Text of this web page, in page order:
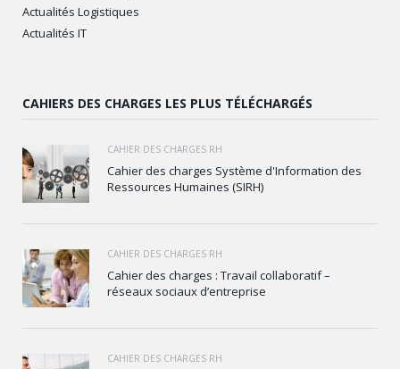
Actualités Logistiques
Actualités IT
CAHIERS DES CHARGES LES PLUS TÉLÉCHARGÉS
CAHIER DES CHARGES RH
Cahier des charges Système d'Information des
Ressources Humaines (SIRH)
CAHIER DES CHARGES RH
Cahier des charges : Travail collaboratif –
réseaux sociaux d’entreprise
CAHIER DES CHARGES RH